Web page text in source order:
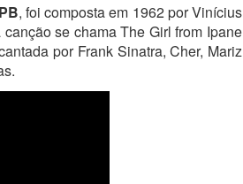
, foi composta em 1962 por Vinícius
se chama The Girl from Ipane
por Frank Sinatra, Cher, Mariz